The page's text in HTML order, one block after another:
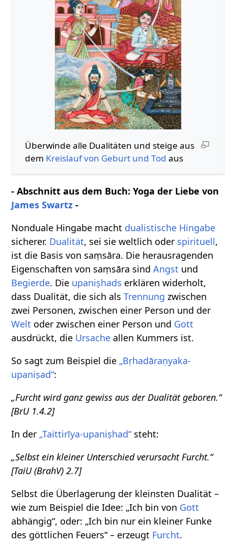
Überwinde alle Dualitäten und steige aus
dem Kreislauf von Geburt und Tod aus
- Abschnitt aus dem Buch: Yoga der Liebe von
James Swartz -
Nonduale Hingabe macht dualistische Hingabe
sicherer. Dualität, sei sie weltlich oder spirituell,
ist die Basis von saṃsāra. Die herausragenden
Eigenschaften von saṃsāra sindAngst und
Begierde. Die upaniṣhads erklären widerholt,
dass Dualität, die sich alsTrennung zwischen
zwei Personen, zwischen einer Person und der
Welt oder zwischen einer Person und Gott
ausdrückt, die Ursache allen Kummers ist.
So sagt zum Beispiel die „Bṛhadāraṇyaka-
upaniṣad“:
„Furcht wird ganz gewiss aus der Dualität geboren.“
[BrU 1.4.2]
In der „Taittirīya-upaniṣhad“steht:
„Selbst ein kleiner Unterschied verursacht Furcht.“
[TaiU (BrahV) 2.7]
Selbst die Überlagerung der kleinsten Dualität –
wie zum Beispiel die Idee: „Ich bin von Gott
abhängig“, oder: „Ich bin nur ein kleiner Funke
des göttlichen Feuers“ – erzeugt Furcht.